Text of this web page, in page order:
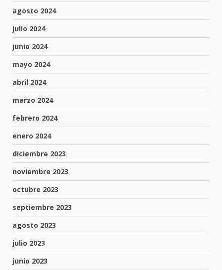
agosto 2024
julio 2024
junio 2024
mayo 2024
abril 2024
marzo 2024
febrero 2024
enero 2024
diciembre 2023
noviembre 2023
octubre 2023
septiembre 2023
agosto 2023
julio 2023
junio 2023